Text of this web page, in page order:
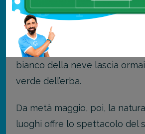
Capo Nordè la destinazione
Il freddo dell’inverno, ormai, è
ricordo, e anche se ancora fa
bianco della neve lascia
verde dell’erba.
Da metà maggio, poi, la
luoghi offre lo spettacolo del